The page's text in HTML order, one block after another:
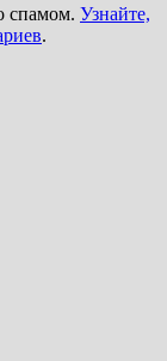
спамом. Узнайте,
.